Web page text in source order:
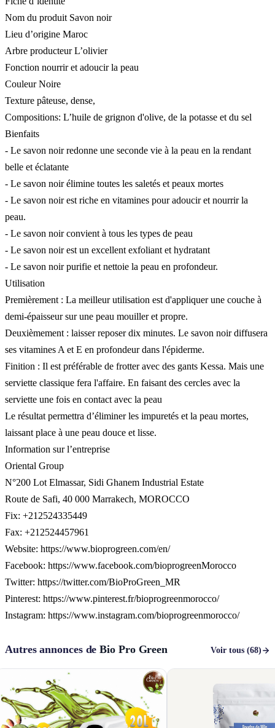
Nom du produit Savon noir
Lieu d’origine Maroc
Arbre producteur L’olivier
Fonction nourrir et adoucir la peau
Couleur Noire
Texture pâteuse, dense,
Compositions: L’huile de grignon d'olive, de la potasse et du sel
Bienfaits
- Le savon noir redonne une seconde vie à la peau en la rendant
belle et éclatante
- Le savon noir élimine toutes les saletés et peaux mortes
- Le savon noir est riche en vitamines pour adoucir et nourrir la
peau.
- Le savon noir convient à tous les types de peau
- Le savon noir est un excellent exfoliant et hydratant
- Le savon noir purifie et nettoie la peau en profondeur.
Utilisation
Premièrement : La meilleur utilisation est d'appliquer une couche à
demi-épaisseur sur une peau mouiller et propre.
Deuxièmement : laisser reposer dix minutes. Le savon noir diffusera
ses vitamines A et E en profondeur dans l'épiderme.
Finition : Il est préférable de frotter avec des gants Kessa. Mais une
serviette classique fera l'affaire. En faisant des cercles avec la
serviette une fois en contact avec la peau
Le résultat permettra d’éliminer les impuretés et la peau mortes,
laissant place à une peau douce et lisse.
Information sur l’entreprise
Oriental Group
N°200 Lot Elmassar, Sidi Ghanem Industrial Estate
Route de Safi, 40 000 Marrakech, MOROCCO
Fix: +212524335449
Fax: +212524457961
Website: https://www.bioprogreen.com/en/
Facebook: https://www.facebook.com/bioprogreenMorocco
Twitter: https://twitter.com/BioProGreen_MR
Pinterest: https://www.pinterest.fr/bioprogreenmorocco/
Instagram: https://www.instagram.com/bioprogreenmorocco/
Autres annonces deBio Pro Green Voir tous (68)